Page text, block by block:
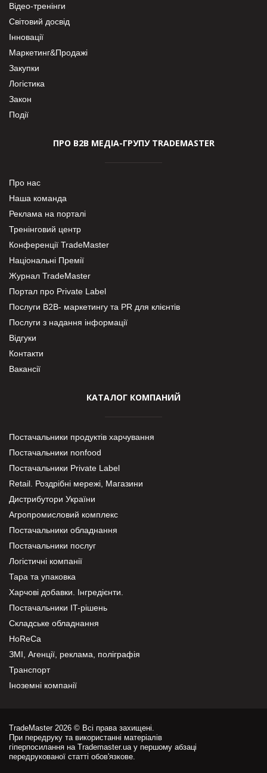
Відео-тренінги
Світовий досвід
Інновації
Маркетинг&Продажі
Закупки
Логістика
Закон
Події
ПРО В2В МЕДІА-ГРУПУ TRADEMASTER
Про нас
Наша команда
Реклама на порталі
Тренінговий центр
Конференції TradeMaster
Національні Премії
Журнал TradeMaster
Портал про Private Label
Послуги В2В- маркетингу та PR для клієнтів
Послуги з надання інформації
Відгуки
Контакти
Вакансії
КАТАЛОГ КОМПАНИЙ
Постачальники продуктів харчування
Постачальники nonfood
Постачальники Private Label
Retail. Роздрібні мережі, Магазини
Дистрибутори України
Агропромисловий комплекс
Постачальники обладнання
Постачальники послуг
Логістичні компанії
Тара та упаковка
Харчові добавки. Інгредієнти.
Постачальники IT-рішень
Складське обладнання
HoReCa
ЗМІ, Агенції, реклама, поліграфія
Транспорт
Іноземні компанії
TradeMaster 2026 © Всі права захищені.
При передруку та використанні матеріалів
гіперпосилання на Trademaster.ua у першому абзаці
передрукованої статті обов'язкове.